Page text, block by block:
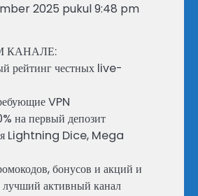
2025 pukul 9:48 pm
КАНАЛЕ:
рейтинг честных live-
VPN
на первый депозит
Lightning Dice, Mega
бонусов и акций и
лучший активный канал